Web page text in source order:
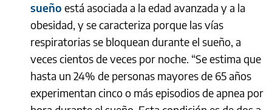
sueño está asociada a la edad avanzada y a la
obesidad, y se caracteriza porque las vías
respiratorias se bloquean durante el sueño, a
veces cientos de veces por noche. “Se estima que
hasta un 24% de personas mayores de 65 años
experimentan cinco o más episodios de apnea por